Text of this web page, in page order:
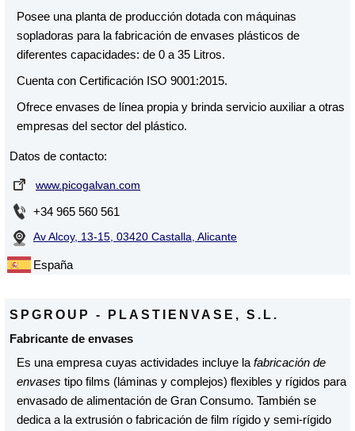
Posee una planta de producción dotada con máquinas
sopladoras para la fabricación de envases plásticos de
diferentes capacidades: de 0 a 35 Litros.
Cuenta con Certificación ISO 9001:2015.
Ofrece envases de línea propia y brinda servicio auxiliar a otras
empresas del sector del plástico.
Datos de contacto:
www.picogalvan.com
+34 965 560 561
Av Alcoy, 13-15, 03420 Castalla, Alicante
España
SPGROUP - PLASTIENVASE, S.L.
Fabricante de envases
Es una empresa cuyas actividades incluye la fabricación de
envases tipo films (láminas y complejos) flexibles y rígidos para
envasado de alimentación de Gran Consumo. También se
dedica a la extrusión o fabricación de film rígido y semi-rígido